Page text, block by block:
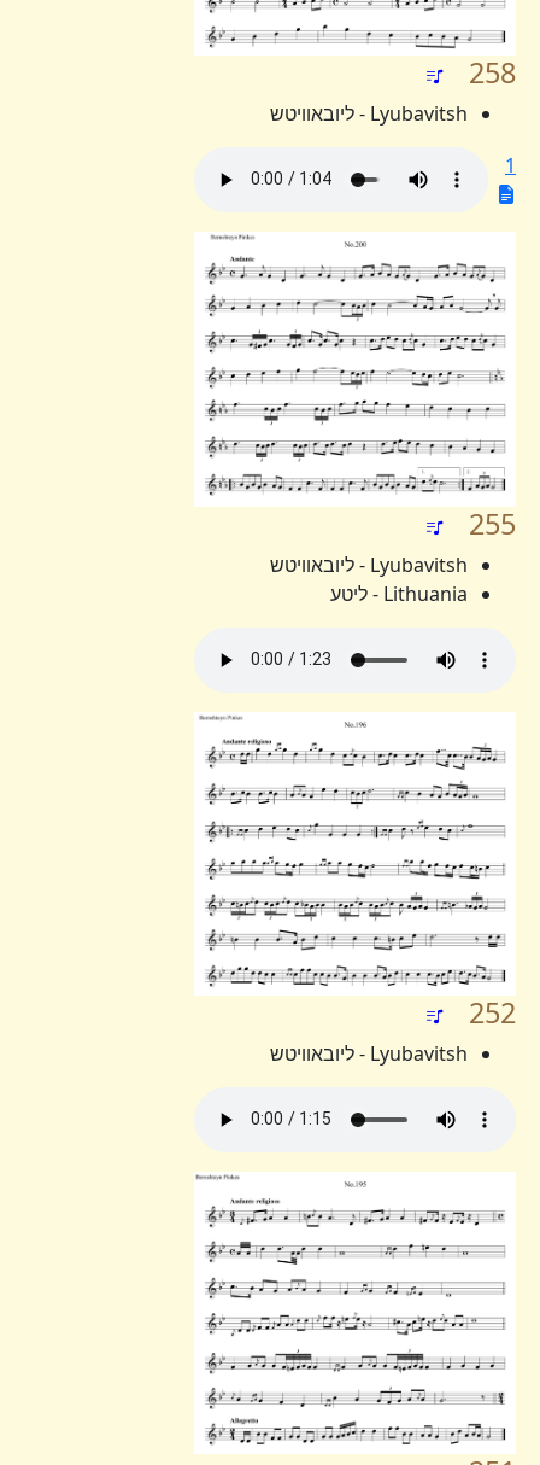
258
Lyubavitsh - ליובאוויטש
255
Lyubavitsh - ליובאוויטש
Lithuania - ליטע
252
Lyubavitsh - ליובאוויטש